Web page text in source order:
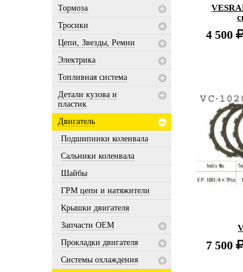
Тормоза
Тросики
Цепи, Звезды, Ремни
Электрика
Топливная система
Детали кузова и
пластик
Двигатель
Подшипники коленвала
Сальники коленвала
Шайбы
ГРМ цепи и натяжители
Крышки двигателя
Запчасти OEM
Прокладки двигателя
Системы охлаждения
4 500
7 500